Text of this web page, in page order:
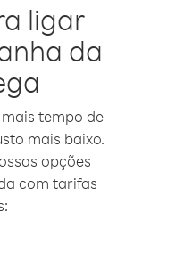
ligar
da
tempo de
mais baixo.
opções
com tarifas